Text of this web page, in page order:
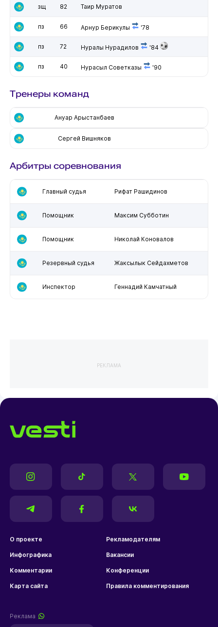
зщ 82 Таир Муратов
пз 66 Арнур Берикулы '78
пз 72 Нуралы Нурадилов '84
пз 40 Нурасыл Советказы '90
Тренеры команд
Ануар Арыстанбаев
Сергей Вишняков
Арбитры соревнования
Главный судья Рифат Рашидинов
Помощник Максим Субботин
Помощник Николай Коновалов
Резервный судья Жаксылык Сейдахметов
Инспектор Геннадий Камчатный
РЕКЛАМА
О проекте Рекламодателям
Инфографика Вакансии
Комментарии Конференции
Карта сайта Правила комментирования
Реклама